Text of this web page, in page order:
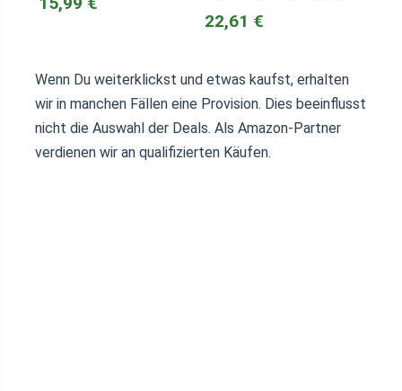
22,61 €
Wenn Du weiterklickst und etwas kaufst, erhalten
wir in manchen Fällen eine Provision. Dies beeinflusst
nicht die Auswahl der Deals. Als Amazon-Partner
verdienen wir an qualifizierten Käufen.